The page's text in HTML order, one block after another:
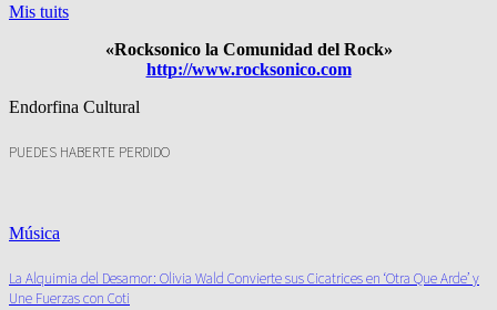
Mis tuits
«Rocksonico la Comunidad del Rock»
http://www.rocksonico.com
Endorfina Cultural
PUEDES HABERTE PERDIDO
Música
La Alquimia del Desamor: Olivia Wald Convierte sus Cicatrices en ‘Otra Que Arde’ y
Une Fuerzas con Coti